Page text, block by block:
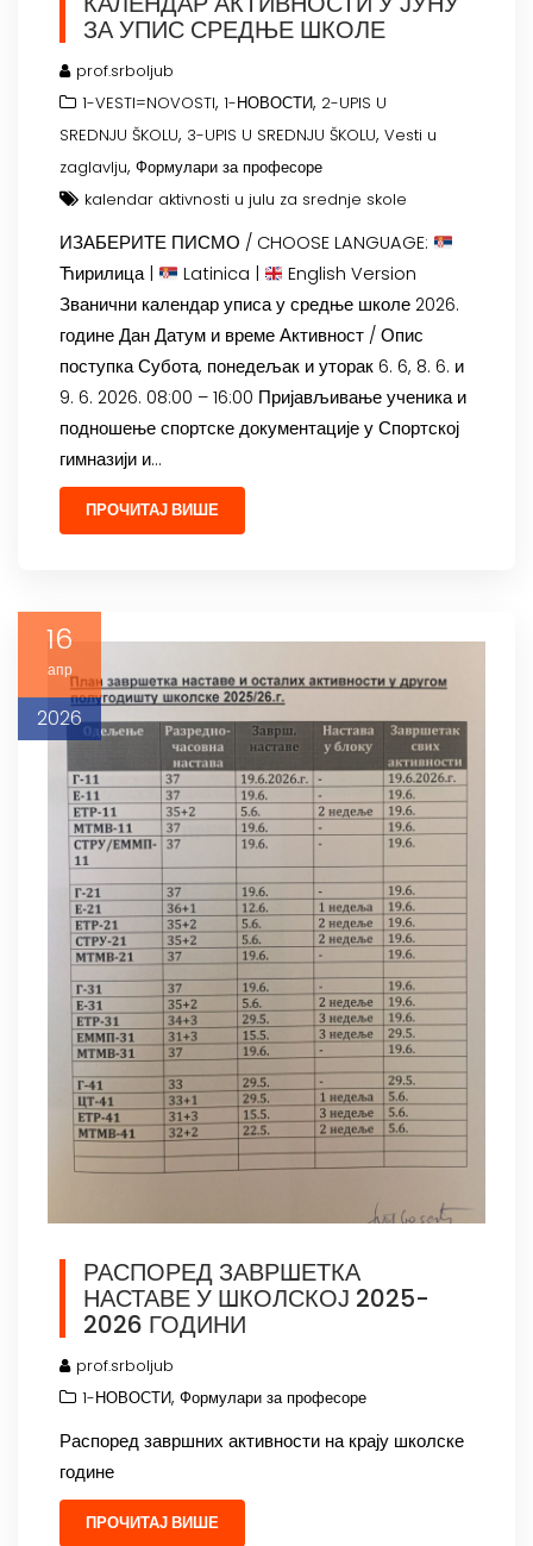
ЗА УПИС СРЕДЊЕ ШКОЛЕ
prof.srboljub
1-VESTI=NOVOSTI, 1-НОВОСТИ, 2-UPIS U
SREDNJU ŠKOLU, 3-UPIS U SREDNJU ŠKOLU, Vesti u
zaglavlju, Формулари за професоре
kalendar aktivnosti u julu za srednje skole
ИЗАБЕРИТЕ ПИСМО / CHOOSE LANGUAGE:
Ћирилица |
Latinica |
English Version
Званични календар уписа у средње школе 2026.
године Дан Датум и време Активност / Опис
поступка Субота, понедељак и уторак 6. 6, 8. 6. и
9. 6. 2026. 08:00 – 16:00 Пријављивање ученика и
подношење спортске документације у Спортској
гимназији и…
ПРОЧИТАЈ ВИШЕ
16
апр
2026
РАСПОРЕД ЗАВРШЕТКА
НАСТАВЕ У ШКОЛСКОЈ 2025-
2026 ГОДИНИ
prof.srboljub
1-НОВОСТИ, Формулари за професоре
Распоред завршних активности на крају школске
године
ПРОЧИТАЈ ВИШЕ